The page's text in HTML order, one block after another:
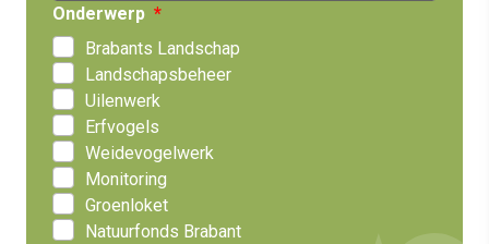
Onderwerp
Brabants Landschap
Landschapsbeheer
Uilenwerk
Erfvogels
Weidevogelwerk
Monitoring
Groenloket
Natuurfonds Brabant